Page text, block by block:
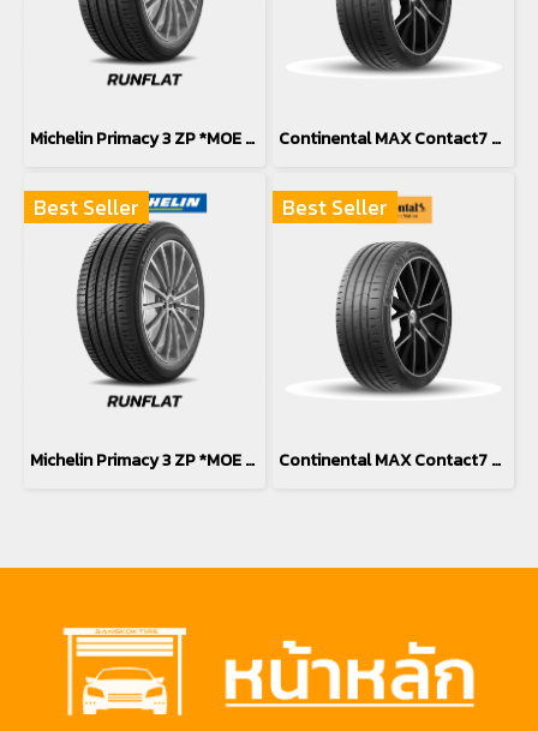
Michelin Primacy 3 ZP *MOE *Runflat 245/40R18 Continental MAX Contact7 MC7 225/45R18
Best Seller
Michelin Primacy 3 ZP *MOE *Runflat 225/45R18
Best Seller
Continental MAX Contact7 MC7 245/40R18